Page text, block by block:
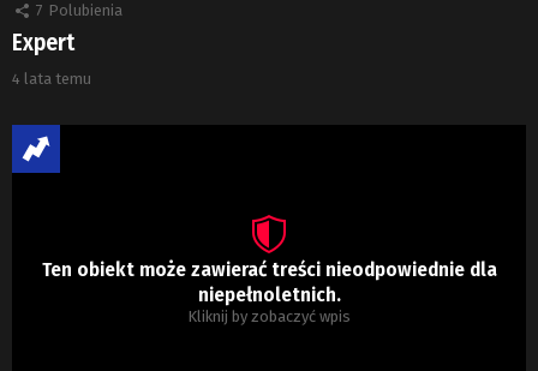
7 Polubienia
Expert
4 lata temu
Ten obiekt może zawierać treści nieodpowiednie dla
niepełnoletnich.
Kliknij by zobaczyć wpis